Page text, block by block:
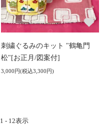
刺繍ぐるみのキット "鶴亀門
松"[お正月/図案付]
3,000円(税込3,300円)
1 - 12表示